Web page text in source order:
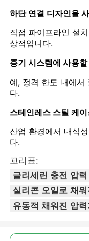
하단 연결 디자인을
직접 파이프라인 설
상적입니다.
증기 시스템에 사용
예, 정격 한도 내에서
다.
스테인레스 스틸 케
산업 환경에서 내식
다.
꼬리표:
글리세린 충전 압력
실리콘 오일로 채워
유동적 채워진 압력